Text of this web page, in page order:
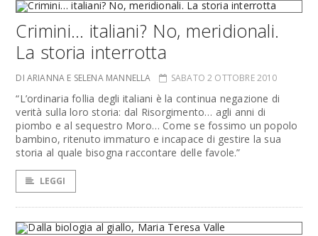
Crimini… italiani? No, meridionali.
La storia interrotta
DI ARIANNA E SELENA MANNELLA SABATO 2 OTTOBRE 2010
“L’ordinaria follia degli italiani è la continua negazione di
verità sulla loro storia: dal Risorgimento… agli anni di
piombo e al sequestro Moro… Come se fossimo un popolo
bambino, ritenuto immaturo e incapace di gestire la sua
storia al quale bisogna raccontare delle favole.”
LEGGI